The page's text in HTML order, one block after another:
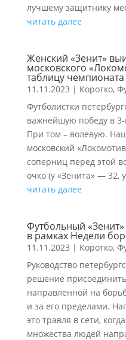
лучшему защитнику
читать далее
Женский «Зенит»
московского
таблицу
11.11.2023 | Коротко,
Футболистки
важнейшую победу в
При том – волевую.
московский
соперниц перед этой
очко (у «Зенита» — 32,
читать далее
Футбольный
в рамках Недели
11.11.2023 | Коротко,
Руководство
решение
направленной на
и за его пределами.
это травля в сети,
множества людей